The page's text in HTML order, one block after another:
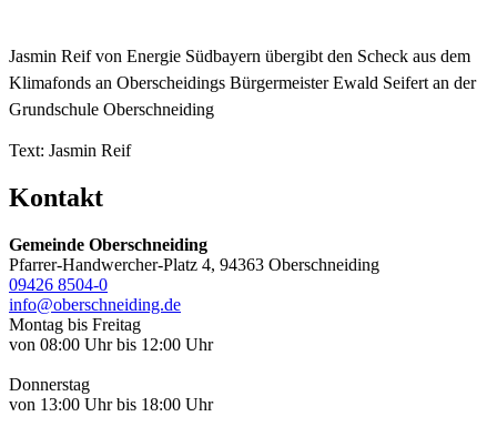
Jasmin Reif von Energie Südbayern übergibt den Scheck aus dem
Klimafonds an Oberscheidings Bürgermeister Ewald Seifert an der
Grundschule Oberschneiding
Text: Jasmin Reif
Kontakt
Gemeinde Oberschneiding
Pfarrer-Handwercher-Platz 4, 94363 Oberschneiding
09426 8504-0
info@oberschneiding.de
Montag bis Freitag
von 08:00 Uhr bis 12:00 Uhr
Donnerstag
von 13:00 Uhr bis 18:00 Uhr